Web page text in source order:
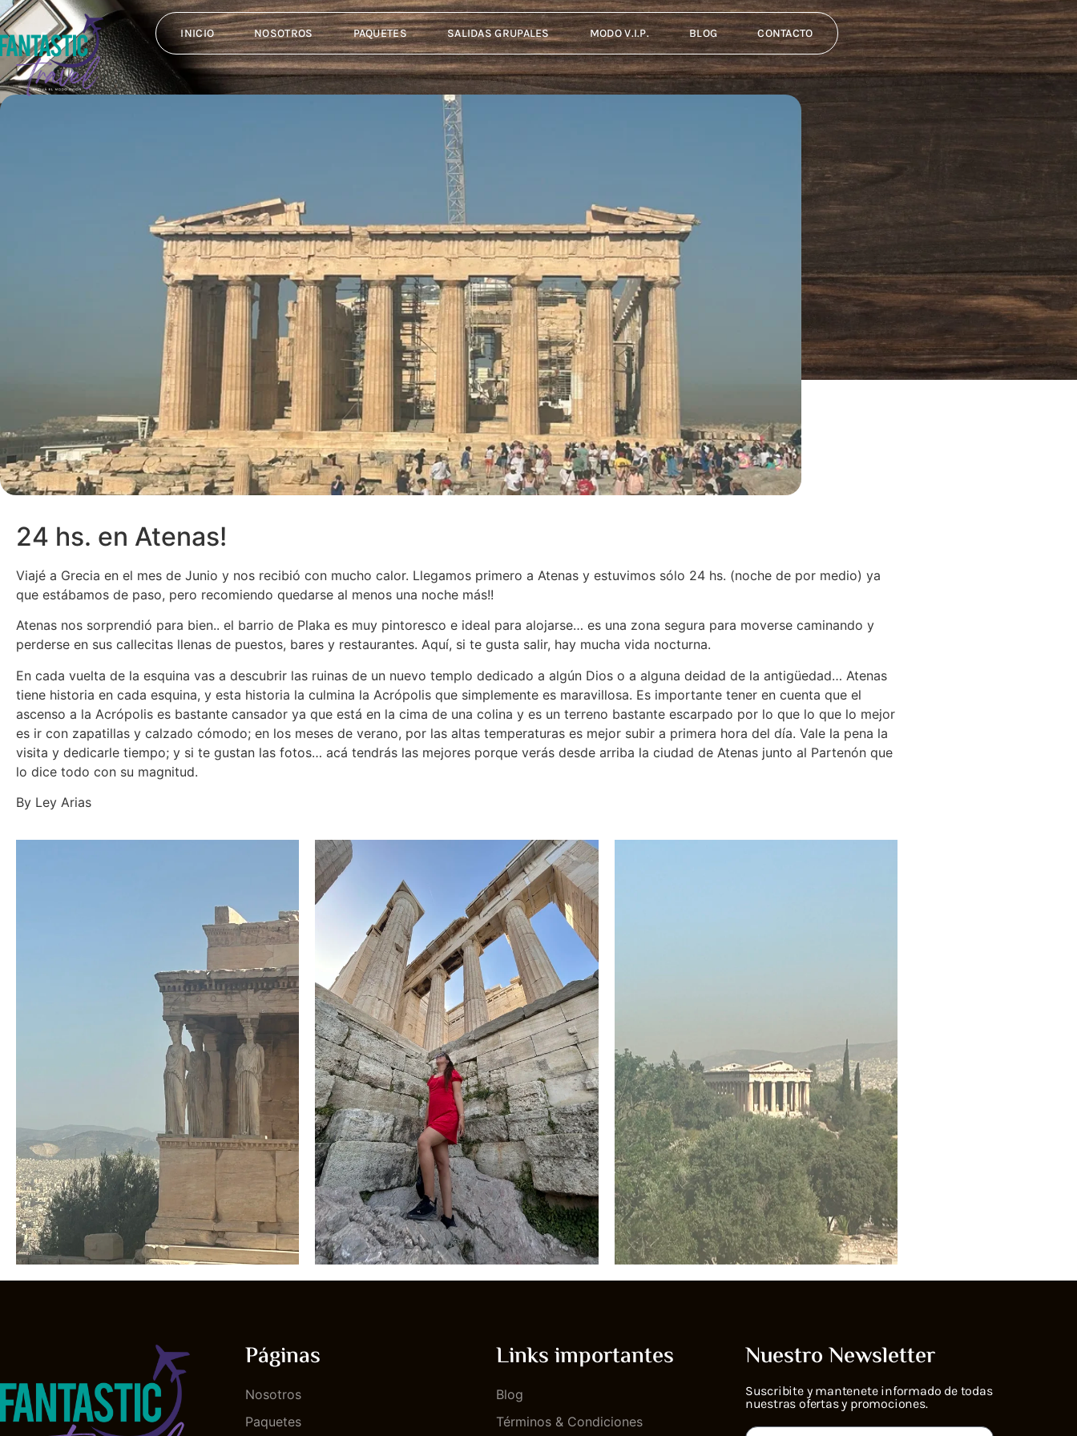
INICIO NOSOTROS PAQUETES SALIDAS GRUPALES MODO V.I.P. BLOG CONTACTO
24 hs. en Atenas!
Viajé a Grecia en el mes de Junio y nos recibió con mucho calor. Llegamos primero a Atenas y estuvimos sólo 24 hs. (noche de por medio) ya
que estábamos de paso, pero recomiendo quedarse al menos una noche más!!
Atenas nos sorprendió para bien.. el barrio de Plaka es muy pintoresco e ideal para alojarse… es una zona segura para moverse caminando y
perderse en sus callecitas llenas de puestos, bares y restaurantes. Aquí, si te gusta salir, hay mucha vida nocturna.
En cada vuelta de la esquina vas a descubrir las ruinas de un nuevo templo dedicado a algún Dios o a alguna deidad de la antigüedad… Atenas
tiene historia en cada esquina, y esta historia la culmina la Acrópolis que simplemente es maravillosa. Es importante tener en cuenta que el
ascenso a la Acrópolis es bastante cansador ya que está en la cima de una colina y es un terreno bastante escarpado por lo que lo que lo mejor
es ir con zapatillas y calzado cómodo; en los meses de verano, por las altas temperaturas es mejor subir a primera hora del día. Vale la pena la
visita y dedicarle tiempo; y si te gustan las fotos… acá tendrás las mejores porque verás desde arriba la ciudad de Atenas junto al Partenón que
lo dice todo con su magnitud.
By Ley Arias
Páginas
Nosotros
Paquetes
Links importantes
Blog
Términos & Condiciones
Nuestro Newsletter
Suscribite y mantenete informado de todas
nuestras ofertas y promociones.